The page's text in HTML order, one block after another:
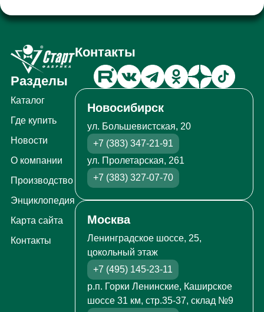
Разделы
Каталог
Где купить
Новости
О компании
Производство
Энциклопедия
Карта сайта
Контакты
Контакты
Новосибирск
ул. Большевистская, 20
+7 (383) 347-21-91
ул. Пролетарская, 261
+7 (383) 327-07-70
Москва
Ленинградское шоссе, 25,
цокольный этаж
+7 (495) 145-23-11
р.п. Горки Ленинские, Каширское
шоссе 31 км, стр.35-37, склад №9